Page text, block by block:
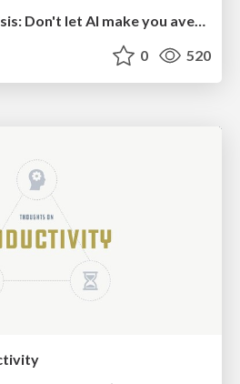
The SEO identity crisis: Don't let AI make you average
0 520